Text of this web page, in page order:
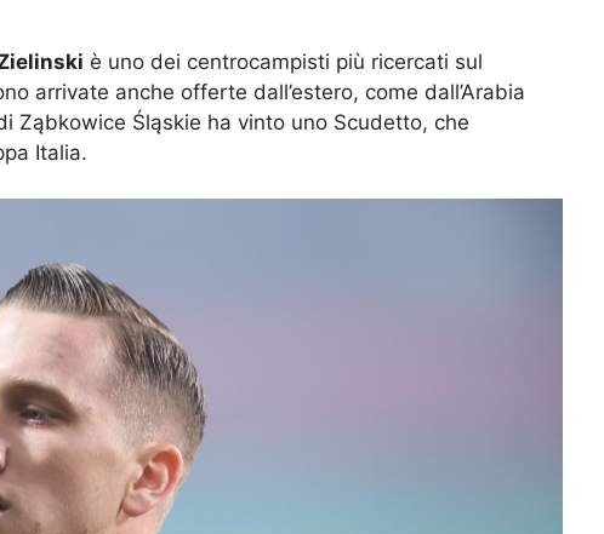
è uno dei centrocampisti più ricercati sul
arrivate anche offerte dall’estero, come dall’Arabia
Ząbkowice Śląskie ha vinto uno Scudetto, che
Italia.